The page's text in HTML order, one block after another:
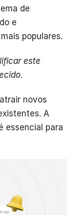
de
e
populares.
este
novos
A
essencial para